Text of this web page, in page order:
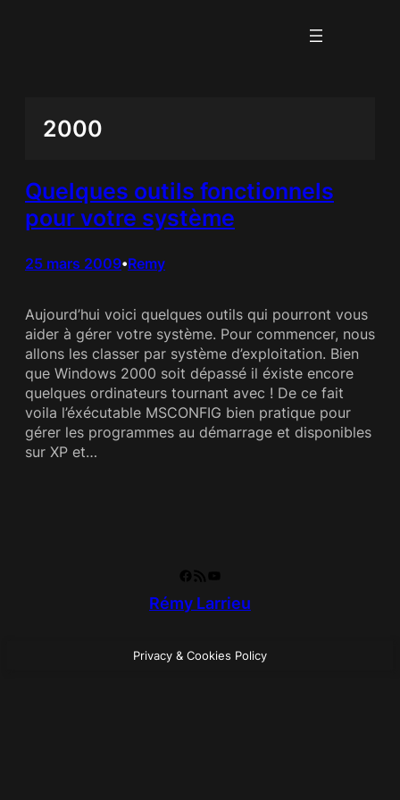
2000
Quelques outils fonctionnels
pour votre système
25 mars 2009•Remy
Aujourd’hui voici quelques outils qui pourront vous
aider à gérer votre système. Pour commencer, nous
allons les classer par système d’exploitation. Bien
que Windows 2000 soit dépassé il éxiste encore
quelques ordinateurs tournant avec ! De ce fait
voila l’éxécutable MSCONFIG bien pratique pour
gérer les programmes au démarrage et disponibles
sur XP et…
Rémy Larrieu
Privacy & Cookies Policy